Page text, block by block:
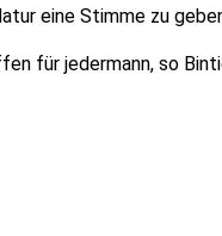
eine Stimme zu
für jedermann, so